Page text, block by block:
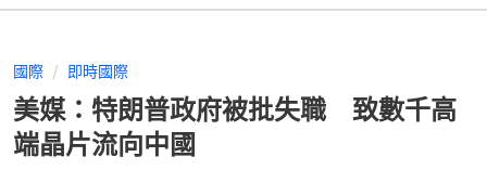
國際 即時國際
美媒：特朗普政府被批失職 致數千高
端晶片流向中國